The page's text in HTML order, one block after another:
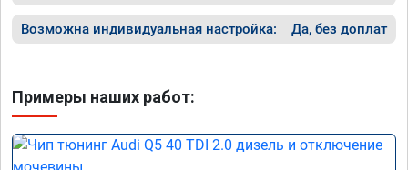
Возможна индивидуальная настройка: Да, без доплат
Примеры наших работ: